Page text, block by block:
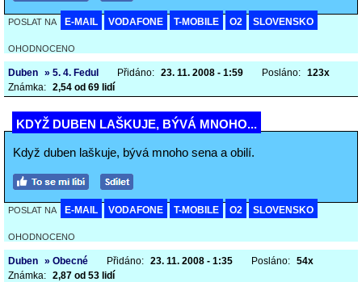
POSLAT NA E-MAIL VODAFONE T-MOBILE O2 SLOVENSKO
OHODNOCENO
Duben » 5. 4. Fedul Přidáno: 23. 11. 2008 - 1:59 Posláno: 123x
Známka: 2,54 od 69 lidí
KDYŽ DUBEN LAŠKUJE, BÝVÁ MNOHO...
Když duben laškuje, bývá mnoho sena a obilí.
POSLAT NA E-MAIL VODAFONE T-MOBILE O2 SLOVENSKO
OHODNOCENO
Duben » Obecné Přidáno: 23. 11. 2008 - 1:35 Posláno: 54x
Známka: 2,87 od 53 lidí